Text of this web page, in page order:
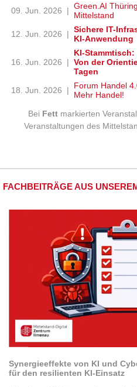
09. Jun. 2026
| Green.AI
Mittelstand
12. Jun. 2026
| Sichere IT-
KI-Anwendung
16. Jun. 2026 |
KI-
Von der
Tagen
18. Jun. 2026
|
Forum Handel
Mehr Handel!
Bei Fettmarkierten
Veranstaltungen des
FACHBEITRÄGE AUS
Synergieeffekte von KI und
für den resilienten KI-Einsatz